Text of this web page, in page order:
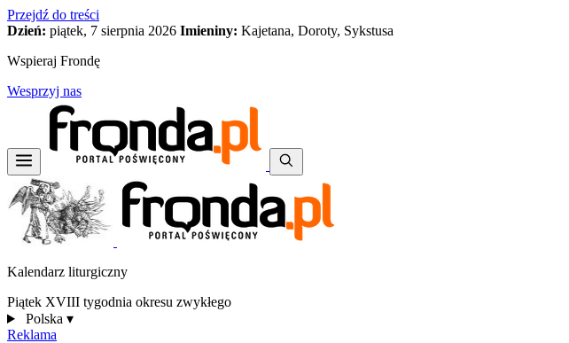
Przejdź do treści
Dzień: piątek, 7 sierpnia 2026 Imieniny: Kajetana, Doroty, Sykstusa
Wspieraj Frondę
Wesprzyj nas
Kalendarz liturgiczny
Piątek XVIII tygodnia okresu zwykłego
Polska ▾
Reklama